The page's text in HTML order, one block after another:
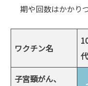
期や回数はかかり
ワクチン名
子宮頸がん、